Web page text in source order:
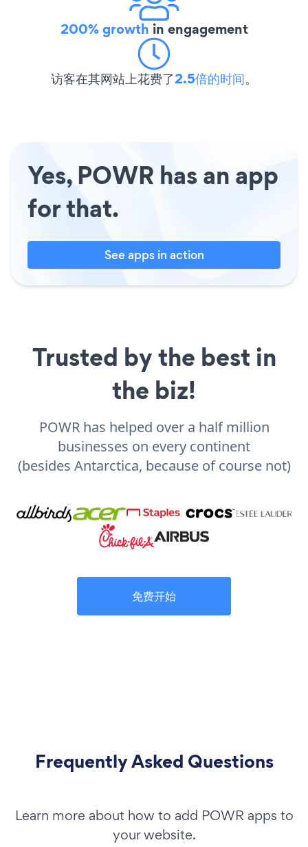
200% growth in engagement
访客在其网站上花费了2.5倍的时间。
Yes, POWR has an app
for that.
See apps in action
Trusted by the best in
the biz!
POWR has helped over a half million
businesses on every continent
(besides Antarctica, because of course not)
免费开始
Frequently Asked Questions
Learn more about how to add POWR apps to
your website.